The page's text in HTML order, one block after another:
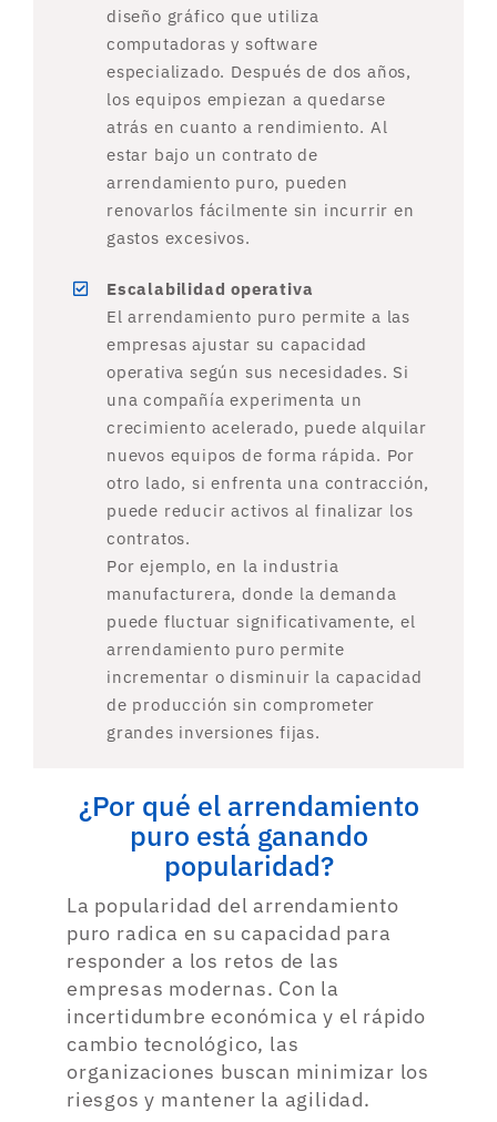
diseño gráfico que utiliza
computadoras y software
especializado. Después de dos años,
los equipos empiezan a quedarse
atrás en cuanto a rendimiento. Al
estar bajo un contrato de
arrendamiento puro, pueden
renovarlos fácilmente sin incurrir en
gastos excesivos.
Escalabilidad operativa
El arrendamiento puro permite a las
empresas ajustar su capacidad
operativa según sus necesidades. Si
una compañía experimenta un
crecimiento acelerado, puede alquilar
nuevos equipos de forma rápida. Por
otro lado, si enfrenta una contracción,
puede reducir activos al finalizar los
contratos.
Por ejemplo, en la industria
manufacturera, donde la demanda
puede fluctuar significativamente, el
arrendamiento puro permite
incrementar o disminuir la capacidad
de producción sin comprometer
grandes inversiones fijas.
¿Por qué el arrendamiento
puro está ganando
popularidad?
La popularidad del arrendamiento
puro radica en su capacidad para
responder a los retos de las
empresas modernas. Con la
incertidumbre económica y el rápido
cambio tecnológico, las
organizaciones buscan minimizar los
riesgos y mantener la agilidad.